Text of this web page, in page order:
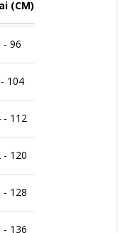
(CM)
- 96
104
- 112
- 120
- 128
- 136